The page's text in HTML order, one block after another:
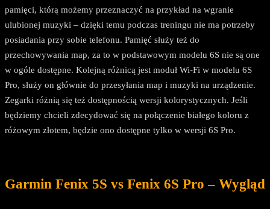
pamięci, którą możemy przeznaczyć na przykład na wgranie
ulubionej muzyki – dzięki temu podczas treningu nie ma potrzeby
posiadania przy sobie telefonu. Pamięć służy też do
przechowywania map, za to w podstawowym modelu 6S nie są one
w ogóle dostępne. Kolejną różnicą jest moduł Wi-Fi w modelu 6S
Pro, służy on głównie do przesyłania map i muzyki na urządzenie.
Zegarki różnią się też dostępnością wersji kolorystycznych. Jeśli
będziemy chcieli zdecydować się na połączenie białego koloru z
różowym złotem, będzie ono dostępne tylko w wersji 6S Pro.
Garmin Fenix 5S vs Fenix 6S Pro – Wygląd